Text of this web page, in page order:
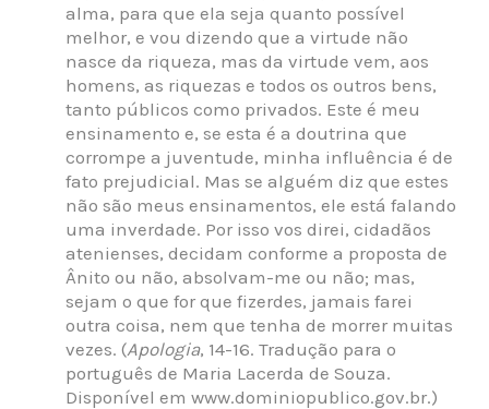
alma, para que ela seja quanto possível
melhor, e vou dizendo que a virtude não
nasce da riqueza, mas da virtude vem, aos
homens, as riquezas e todos os outros bens,
tanto públicos como privados. Este é meu
ensinamento e, se esta é a doutrina que
corrompe a juventude, minha influência é de
fato prejudicial. Mas se alguém diz que estes
não são meus ensinamentos, ele está falando
uma inverdade. Por isso vos direi, cidadãos
atenienses, decidam conforme a proposta de
Ânito ou não, absolvam-me ou não; mas,
sejam o que for que fizerdes, jamais farei
outra coisa, nem que tenha de morrer muitas
vezes. (Apologia, 14-16. Tradução para o
português de Maria Lacerda de Souza.
Disponível em www.dominiopublico.gov.br.)